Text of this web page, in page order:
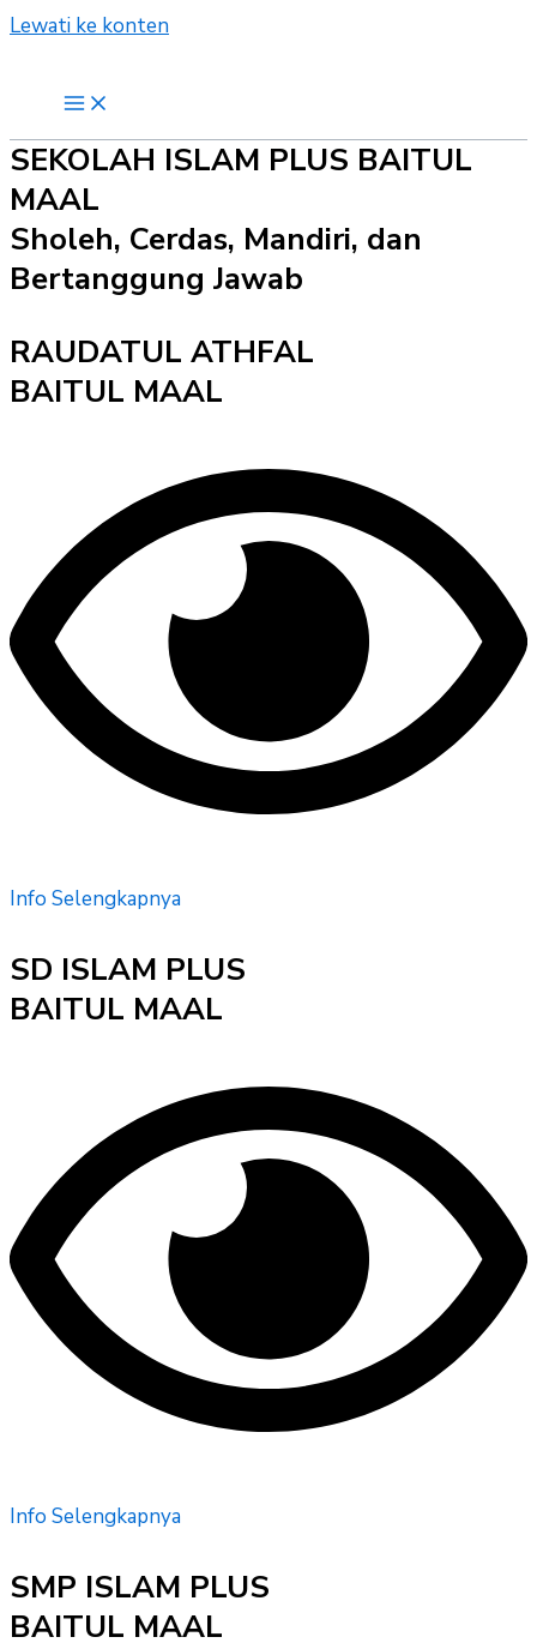
Lewati ke konten
SEKOLAH ISLAM PLUS BAITUL
MAAL
Sholeh, Cerdas, Mandiri, dan
Bertanggung Jawab
RAUDATUL ATHFAL
BAITUL MAAL
Info Selengkapnya
SD ISLAM PLUS
BAITUL MAAL
Info Selengkapnya
SMP ISLAM PLUS
BAITUL MAAL